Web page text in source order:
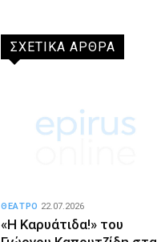
ΣΧΕΤΙΚΑ ΑΡΘΡΑ
«Η Καρυάτιδα!» του
ΘΕΑΤΡΟ 22.07.2026